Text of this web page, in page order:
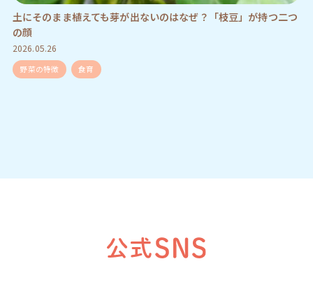
土にそのまま植えても芽が出ないのはなぜ？「枝豆」が持つ二つ
の顔
2026.05.26
野菜の特徴 食育